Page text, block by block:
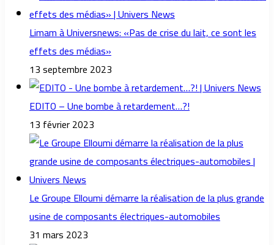
Limam à Universnews: «Pas de crise du lait, ce sont les
effets des médias»
13 septembre 2023
EDITO – Une bombe à retardement…?!
13 février 2023
Le Groupe Elloumi démarre la réalisation de la plus grande
usine de composants électriques-automobiles
31 mars 2023